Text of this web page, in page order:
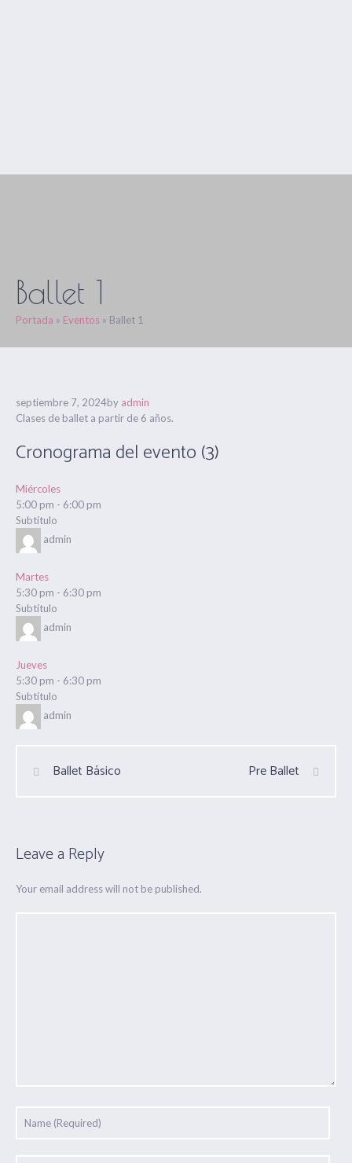
Ballet 1
Portada » Eventos » Ballet 1
septiembre 7, 2024by admin
Clases de ballet a partir de 6 años.
Cronograma del evento (3)
Miércoles
5:00 pm - 6:00 pm
Subtítulo
admin
Martes
5:30 pm - 6:30 pm
Subtítulo
admin
Jueves
5:30 pm - 6:30 pm
Subtítulo
admin
Ballet Básico Pre Ballet
Leave a Reply
Your email address will not be published.